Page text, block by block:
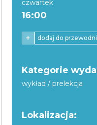
czwartek
16:00
+ dodaj do
Kategorie
wykład / prelekcja
Lokalizacja: